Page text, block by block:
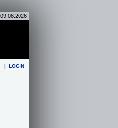
09.08.2026
| LOGIN